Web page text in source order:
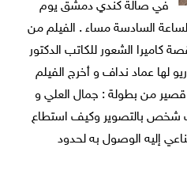
في صالة كندي دمشق يوم
23/10/2024 الساعة السادسة مساء . الفيلم من
الشعور للكاتب الدكتور
عماد نداف و أخرج الفيلم
من بطولة : جمال العلي و
بالتصوير وكيف استطاع
إليه الوصول به لحدود